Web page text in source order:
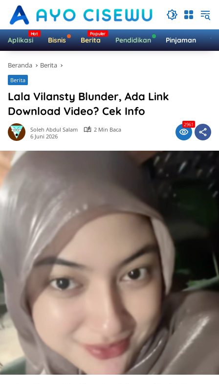
Langsung
konten
Aplikasi Bisnis Berita Pendidikan Pinjaman
Beranda Berita
Berita
Lala Vilansty Blunder, Ada Link
Download Video? Cek Info
Soleh Abdul Salam
2 Min Baca
6 Juni 2026
2961